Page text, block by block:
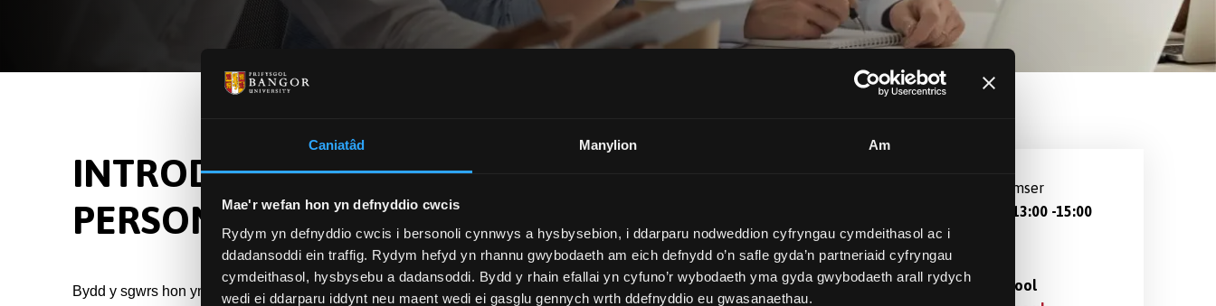
Caniatâd Manylion Am
Mae'r wefan hon yn defnyddio cwcis
Rydym yn defnyddio cwcis i bersonoli cynnwys a hysbysebion, i ddarparu nodweddion cyfryngau cymdeithasol ac i
ddadansoddi ein traffig. Rydym hefyd yn rhannu gwybodaeth am eich defnydd o’n safle gyda’n partneriaid cyfryngau
cymdeithasol, hysbysebu a dadansoddi. Bydd y rhain efallai yn cyfuno’r wybodaeth yma gyda gwybodaeth arall rydych
wedi ei ddarparu iddynt neu maent wedi ei gasglu gennych wrth ddefnyddio eu gwasanaethau.
INTRODUCTION TO RESEARCH(IN-
PERSON)
Bydd y sgwrs hon yn rhoi cyflwyniad i ymchwil a dulliau ymchwil.
Dyddiad ac Amser
Ion 29, 2025 13:00 -15:00
Cyswllt
Doctoral School